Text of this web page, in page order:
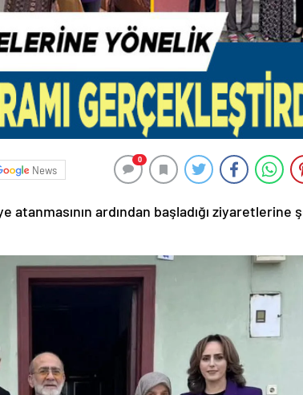
News
0
atanmasının ardından başladığı ziyaretlerine